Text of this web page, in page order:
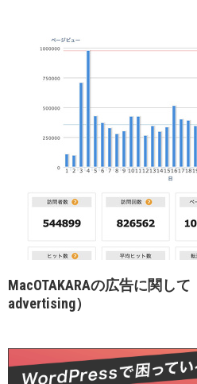
MacOTAKARAの広告に関して
advertising）